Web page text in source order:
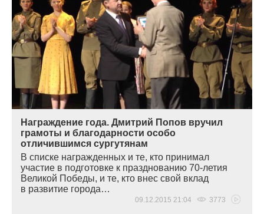
Награждение года. Дмитрий Попов вручил
грамоты и благодарности особо
отличившимся сургутянам
В списке награжденных и те, кто принимал
участие в подготовке к празднованию 70-летия
Великой Победы, и те, кто внес свой вклад
в развитие города…
09.12.2015 21:04 3773